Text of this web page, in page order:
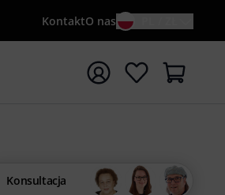
KontaktO nas
kluczowego {searchTerm}
Konsultacja